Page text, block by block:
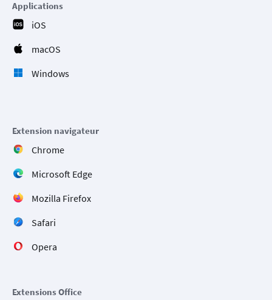
Applications
iOS
macOS
Windows
Extension navigateur
Chrome
Microsoft Edge
Mozilla Firefox
Safari
Opera
Extensions Office